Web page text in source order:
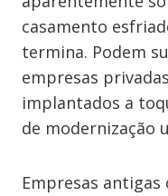
casamento
termina. Podem
empresas
implantados a
de modernização
Empresas